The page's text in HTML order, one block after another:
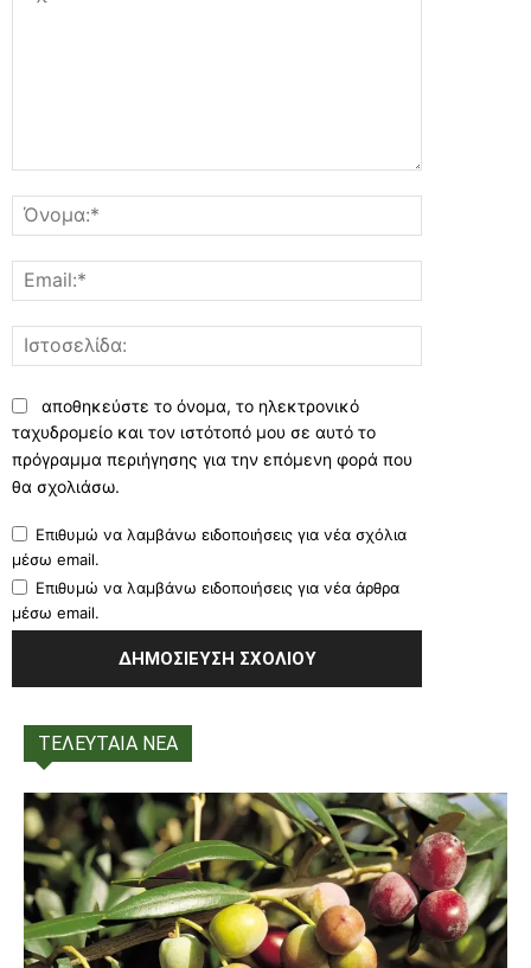
αποθηκεύστε το όνομα, το ηλεκτρονικό
ταχυδρομείο και τον ιστότοπό μου σε αυτό το
πρόγραμμα περιήγησης για την επόμενη φορά που
θα σχολιάσω.
Επιθυμώ να λαμβάνω ειδοποιήσεις για νέα σχόλια
μέσω email.
Επιθυμώ να λαμβάνω ειδοποιήσεις για νέα άρθρα
μέσω email.
ΤΕΛΕΥΤΑΙΑ ΝΕΑ